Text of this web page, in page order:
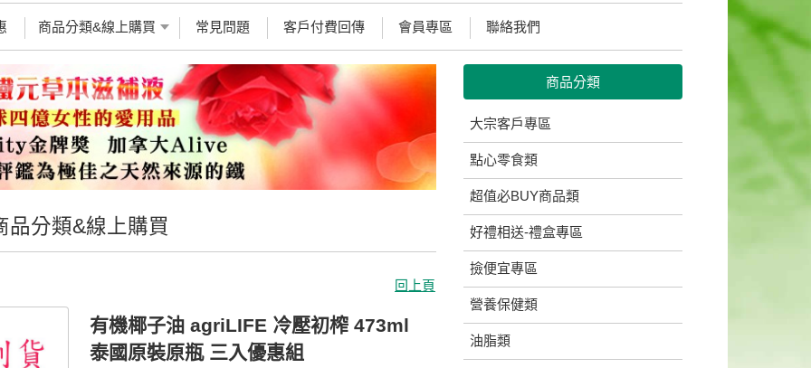
商品分類&線上購買 常見問題 客戶付費回傳 會員專區 聯絡我們
品分類&線上購買
回上頁
有機椰子油 agriLIFE 冷壓初榨 473ml
泰國原裝原瓶 三入優惠組
商品分類
大宗客戶專區
點心零食類
超值必BUY商品類
好禮相送-禮盒專區
撿便宜專區
營養保健類
油脂類